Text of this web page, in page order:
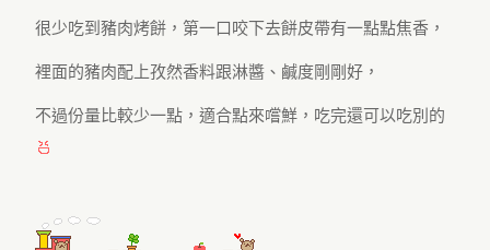
很少吃到豬肉烤餅，第一口咬下去餅皮帶有一點點焦香，
裡面的豬肉配上孜然香料跟淋醬、鹹度剛剛好，
不過份量比較少一點，適合點來嚐鮮，吃完還可以吃別的